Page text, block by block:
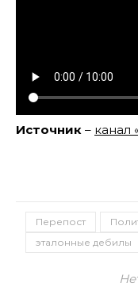
Источник – канал
Перепост
эталонные дебилы